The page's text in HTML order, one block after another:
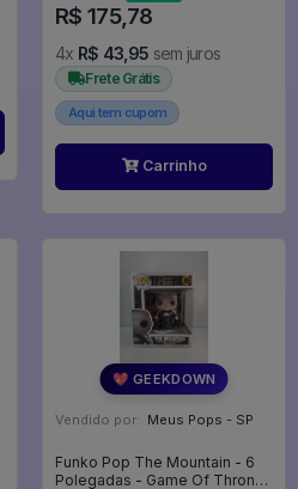
R$ 175,78
4x R$ 43,95 sem juros
Frete Grátis
Aqui tem cupom
Carrinho
💖 GEEKDOWN
Vendido por: Meus Pops - SP
Funko Pop The Mountain - 6
Polegadas - Game Of Thrones